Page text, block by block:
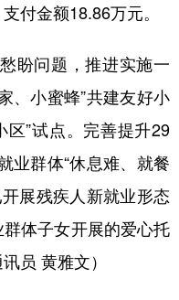
河北 山西
上海 江苏
福建
付金额18.86万元。
问题，推进实施一
、小蜜蜂”共建友好小
区”试点。完善提升29
业群体“休息难、就餐
展残疾人新就业形态
体子女开展的爱心托
员 黄雅文）